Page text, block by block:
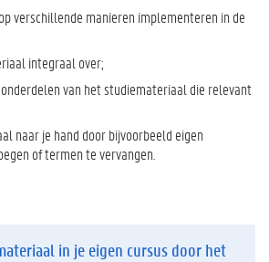
verschillende manieren implementeren in de
integraal over;
van het studiemateriaal die relevant
naar je hand door bijvoorbeeld eigen
of termen te vervangen.
in je eigen cursus door het